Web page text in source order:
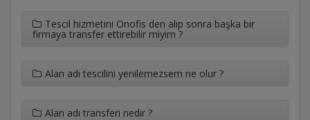
Tescil hizmetini Onofis den alıp sonra başka bir
firmaya transfer ettirebilir miyim ?
Alan adı tescilini yenilemezsem ne olur ?
Alan adı transferi nedir ?